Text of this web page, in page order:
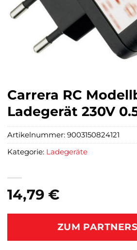
Carrera RC
Ladegerät 230V
14,79 €
ZUM
Artikelnummer: 9003150824121
Kategorie: Ladegeräte